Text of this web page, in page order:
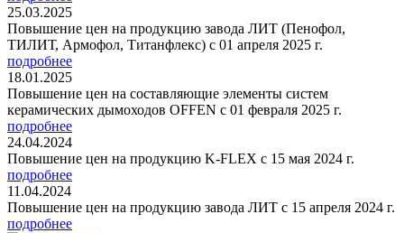
25.03.2025
Повышение цен на продукцию завода ЛИТ (Пенофол,
ТИЛИТ, Армофол, Титанфлекс) с 01 апреля 2025 г.
подробнее
18.01.2025
Повышение цен на составляющие элементы систем
керамических дымоходов OFFEN с 01 февраля 2025 г.
подробнее
24.04.2024
Повышение цен на продукцию K-FLEX с 15 мая 2024 г.
подробнее
11.04.2024
Повышение цен на продукцию завода ЛИТ с 15 апреля 2024 г.
подробнее